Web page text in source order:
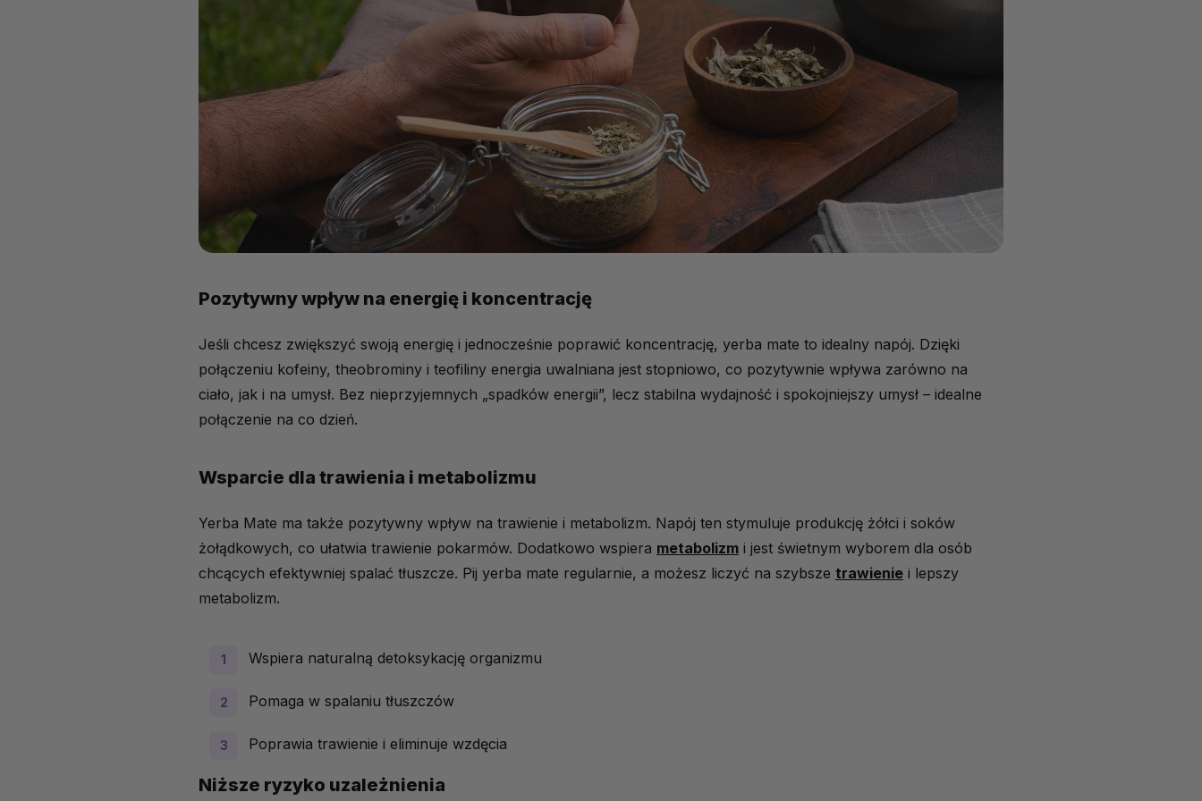
Pozytywny wpływ na energię i koncentrację
Jeśli chcesz zwiększyć swoją energię i jednocześnie poprawić koncentrację, yerba mate to idealny napój. Dzięki
połączeniu kofeiny, theobrominy i teofiliny energia uwalniana jest stopniowo, co pozytywnie wpływa zarówno na
ciało, jak i na umysł. Bez nieprzyjemnych „spadków energii”, lecz stabilna wydajność i spokojniejszy umysł – idealne
połączenie na co dzień.
Wsparcie dla trawienia i metabolizmu
Yerba Mate ma także pozytywny wpływ na trawienie i metabolizm. Napój ten stymuluje produkcję żółci i soków
żołądkowych, co ułatwia trawienie pokarmów. Dodatkowo wspiera metabolizm i jest świetnym wyborem dla osób
chcących efektywniej spalać tłuszcze. Pij yerba mate regularnie, a możesz liczyć na szybsze trawienie i lepszy
metabolizm.
Wspiera naturalną detoksykację organizmu
Pomaga w spalaniu tłuszczów
Poprawia trawienie i eliminuje wzdęcia
Niższe ryzyko uzależnienia